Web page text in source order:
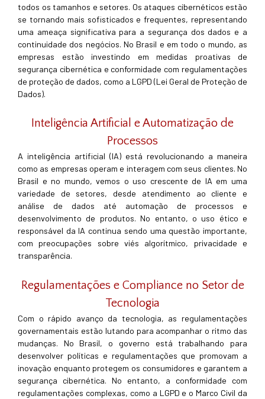
todos os tamanhos e setores. Os ataques cibernéticos estão
se tornando mais sofisticados e frequentes, representando
uma ameaça significativa para a segurança dos dados e a
continuidade dos negócios. No Brasil e em todo o mundo, as
empresas estão investindo em medidas proativas de
segurança cibernética e conformidade com regulamentações
de proteção de dados, como a LGPD (Lei Geral de Proteção de
Dados).
Inteligência Artificial e Automatização de
Processos
A inteligência artificial (IA) está revolucionando a maneira
como as empresas operam e interagem com seus clientes. No
Brasil e no mundo, vemos o uso crescente de IA em uma
variedade de setores, desde atendimento ao cliente e
análise de dados até automação de processos e
desenvolvimento de produtos. No entanto, o uso ético e
responsável da IA continua sendo uma questão importante,
com preocupações sobre viés algorítmico, privacidade e
transparência.
Regulamentações e Compliance no Setor de
Tecnologia
Com o rápido avanço da tecnologia, as regulamentações
governamentais estão lutando para acompanhar o ritmo das
mudanças. No Brasil, o governo está trabalhando para
desenvolver políticas e regulamentações que promovam a
inovação enquanto protegem os consumidores e garantem a
segurança cibernética. No entanto, a conformidade com
regulamentações complexas, como a LGPD e o Marco Civil da